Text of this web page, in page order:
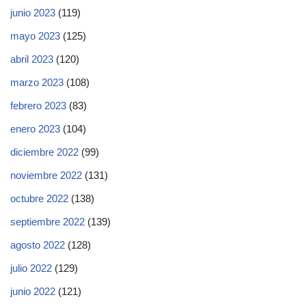
junio 2023 (119)
mayo 2023 (125)
abril 2023 (120)
marzo 2023 (108)
febrero 2023 (83)
enero 2023 (104)
diciembre 2022 (99)
noviembre 2022 (131)
octubre 2022 (138)
septiembre 2022 (139)
agosto 2022 (128)
julio 2022 (129)
junio 2022 (121)